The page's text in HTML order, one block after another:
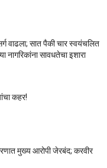
वाढला; सात पैकी चार स्वयंचलित
नागरिकांना सावधतेचा इशारा
कहर!
मुख्य आरोपी जेरबंद; करवीर